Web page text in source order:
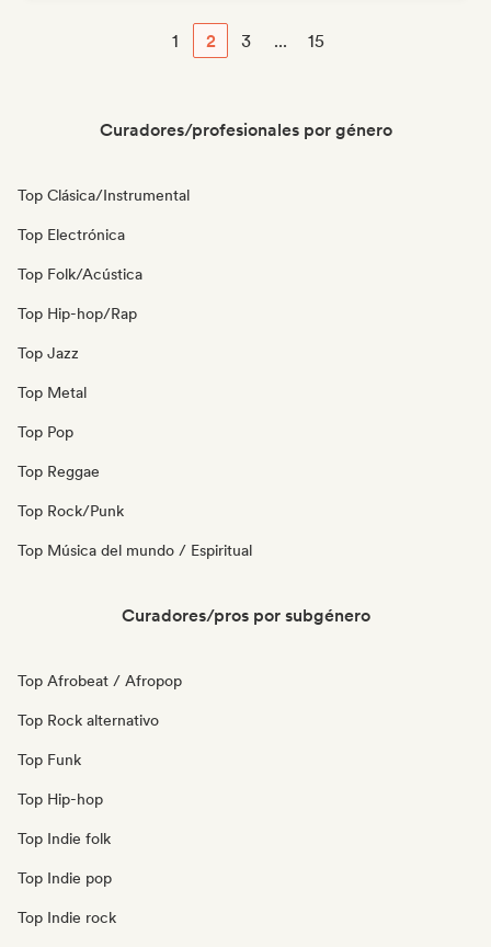
1 2 3 ... 15
Curadores/profesionales por género
Top Clásica/Instrumental
Top Electrónica
Top Folk/Acústica
Top Hip-hop/Rap
Top Jazz
Top Metal
Top Pop
Top Reggae
Top Rock/Punk
Top Música del mundo / Espiritual
Curadores/pros por subgénero
Top Afrobeat / Afropop
Top Rock alternativo
Top Funk
Top Hip-hop
Top Indie folk
Top Indie pop
Top Indie rock